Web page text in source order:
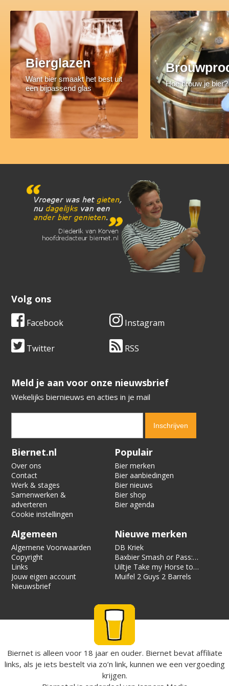
Bierglazen
Want bier smaakt het best uit
een bijpassend glas
Hoe brouw je bier?
Volg ons
Facebook Instagram
Twitter RSS
​​​​​​​Meld je aan voor onze nieuwsbrief
Wekelijks biernieuws en acties in je mail
Verification code:
Biernet.nl
Over ons
Contact
Werk & stages
Samenwerken &
adverteren
Cookie instellingen
Populair
Bier merken
Bier aanbiedingen
Bier nieuws
Bier shop
Bier agenda
Algemeen
Algemene Voorwaarden
Copyright
Links
Jouw eigen account
Nieuwsbrief
Nieuwe merken
DB Kriek
Baxbier Smash or Pass:
Strata
Uiltje Take my Horse to
the Hotel Room
Muifel 2 Guys 2 Barrels
Biernet is alleen voor 18 jaar en ouder. Biernet bevat affiliate
links, als je iets bestelt via zo’n link, kunnen we een vergoeding
krijgen.